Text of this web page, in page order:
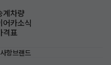
계차량
어카소식
격표
항브랜드